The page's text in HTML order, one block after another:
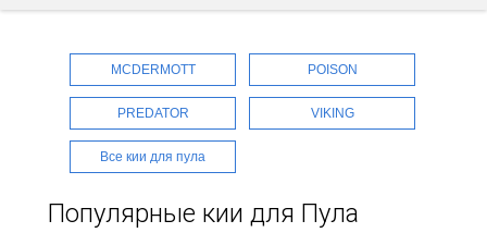
MCDERMOTT POISON
PREDATOR
Все кии для пула
VIKING
Популярные кии для Пула